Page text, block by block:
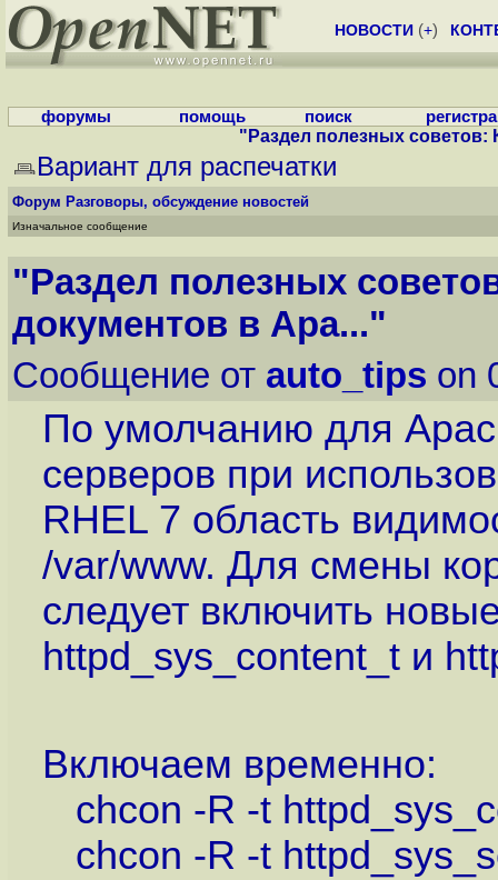
НОВОСТИ (+)
форумы помощь поиск
"Раздел полезных советов:
Вариант для распечатки
Форум Разговоры, обсуждение новостей
Изначальное сообщение
"Раздел полезных
документов в Apa..."
Сообщение от auto_tips on
По умолчанию для
серверов при
RHEL 7 область
/var/www. Для смены
следует включить
httpd_sys_content_t и
Включаем временно:
chcon -R -t
chcon -R -t